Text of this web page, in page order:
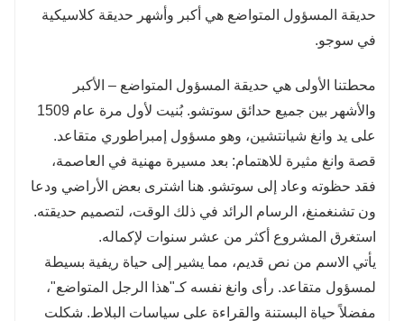
حديقة المسؤول المتواضع هي أكبر وأشهر حديقة كلاسيكية
في سوجو.
محطتنا الأولى هي حديقة المسؤول المتواضع – الأكبر
والأشهر بين جميع حدائق سوتشو. بُنيت لأول مرة عام 1509
على يد وانغ شيانتشين، وهو مسؤول إمبراطوري متقاعد.
قصة وانغ مثيرة للاهتمام: بعد مسيرة مهنية في العاصمة،
فقد حظوته وعاد إلى سوتشو. هنا اشترى بعض الأراضي ودعا
ون تشنغمنغ، الرسام الرائد في ذلك الوقت، لتصميم حديقته.
استغرق المشروع أكثر من عشر سنوات لإكماله.
يأتي الاسم من نص قديم، مما يشير إلى حياة ريفية بسيطة
لمسؤول متقاعد. رأى وانغ نفسه كـ"هذا الرجل المتواضع"،
مفضلاً حياة البستنة والقراءة على سياسات البلاط. شكلت